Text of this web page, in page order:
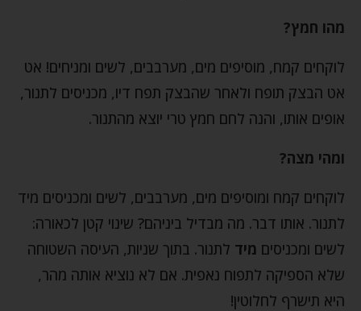
מהו חמץ?
לוקחים קמח, מוסיפים מים, מערבבים, לשים ומניחים! אט
אט הבצק תופח ולאחר שהבצק תפח דיו, מכניסים לתנור,
אופים אותו, והנה לחם חמץ טרי יוצא מהתנור.
ומהי מצה?
לוקחים קמח ומוסיפים מים, מערבבים, לשים ומכניסים מיד
לתנור. אותו דבר. מה מבדיל ביניהם? שינוי קטן לכאורה:
לשים ומכניסים מיד לתנור. בתוך שניות, העיסה השטוחה
שלא הספיקה לתפוח נאפית. אם לא נוציא אותה מהר,
היא תישרף לחלוטין!